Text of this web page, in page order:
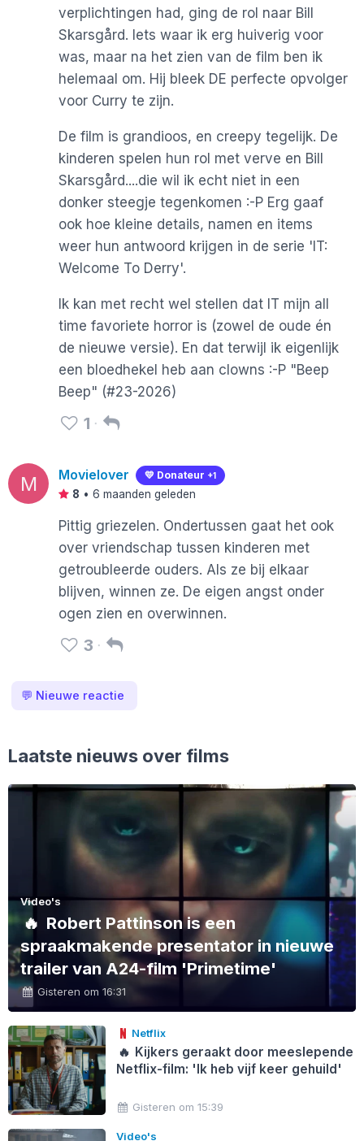
verplichtingen had, ging de rol naar Bill
Skarsgård. Iets waar ik erg huiverig voor
was, maar na het zien van de film ben ik
helemaal om. Hij bleek DE perfecte opvolger
voor Curry te zijn.
De film is grandioos, en creepy tegelijk. De
kinderen spelen hun rol met verve en Bill
Skarsgård....die wil ik echt niet in een
donker steegje tegenkomen :-P Erg gaaf
ook hoe kleine details, namen en items
weer hun antwoord krijgen in de serie 'IT:
Welcome To Derry'.
Ik kan met recht wel stellen dat IT mijn all
time favoriete horror is (zowel de oude én
de nieuwe versie). En dat terwijl ik eigenlijk
een bloedhekel heb aan clowns :-P "Beep
Beep" (#23-2026)
1
M Movielover 💛 Donateur +1
8 • 6 maanden geleden
Pittig griezelen. Ondertussen gaat het ook
over vriendschap tussen kinderen met
getroubleerde ouders. Als ze bij elkaar
blijven, winnen ze. De eigen angst onder
ogen zien en overwinnen.
3
💬 Nieuwe reactie
Laatste nieuws over films
Video's
🔥 Robert Pattinson is een
spraakmakende presentator in nieuwe
trailer van A24-film 'Primetime'
Gisteren om 16:31
Netflix
🔥 Kijkers geraakt door meeslepende
Netflix-film: 'Ik heb vijf keer gehuild'
Gisteren om 15:39
Video's